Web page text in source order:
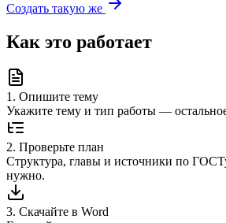
Создать такую же
Как это работает
1. Опишите тему
Укажите тему и тип работы —
2. Проверьте план
Структура, главы и источники по
нужно.
3. Скачайте в Word